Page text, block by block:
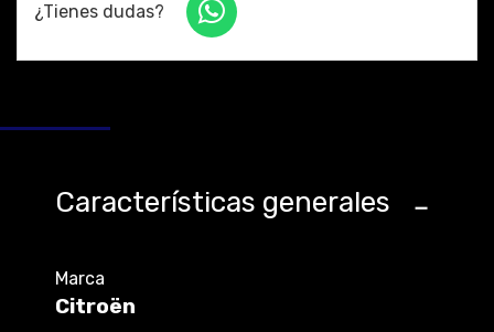
¿Tienes dudas?
Características generales
Marca
Citroën